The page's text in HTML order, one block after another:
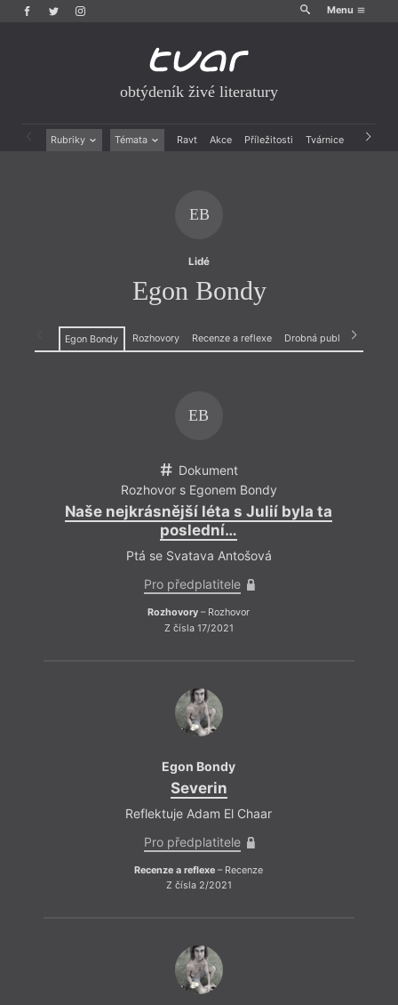
Menu
obtýdeník živé literatury
Rubriky Témata Ravt Akce Příležitosti Tvárnice Archiv
EB
Lidé
Egon Bondy
Egon Bondy Rozhovory Recenze a reflexe Drobná publicistika
EB
Dokument
Rozhovor s Egonem Bondy
Naše nejkrásnější léta s Julií byla ta
poslední…
Ptá se Svatava Antošová
Pro předplatitele
Rozhovory – Rozhovor
Z čísla 17/2021
Egon Bondy
Severin
Reflektuje Adam El Chaar
Pro předplatitele
Recenze a reflexe – Recenze
Z čísla 2/2021